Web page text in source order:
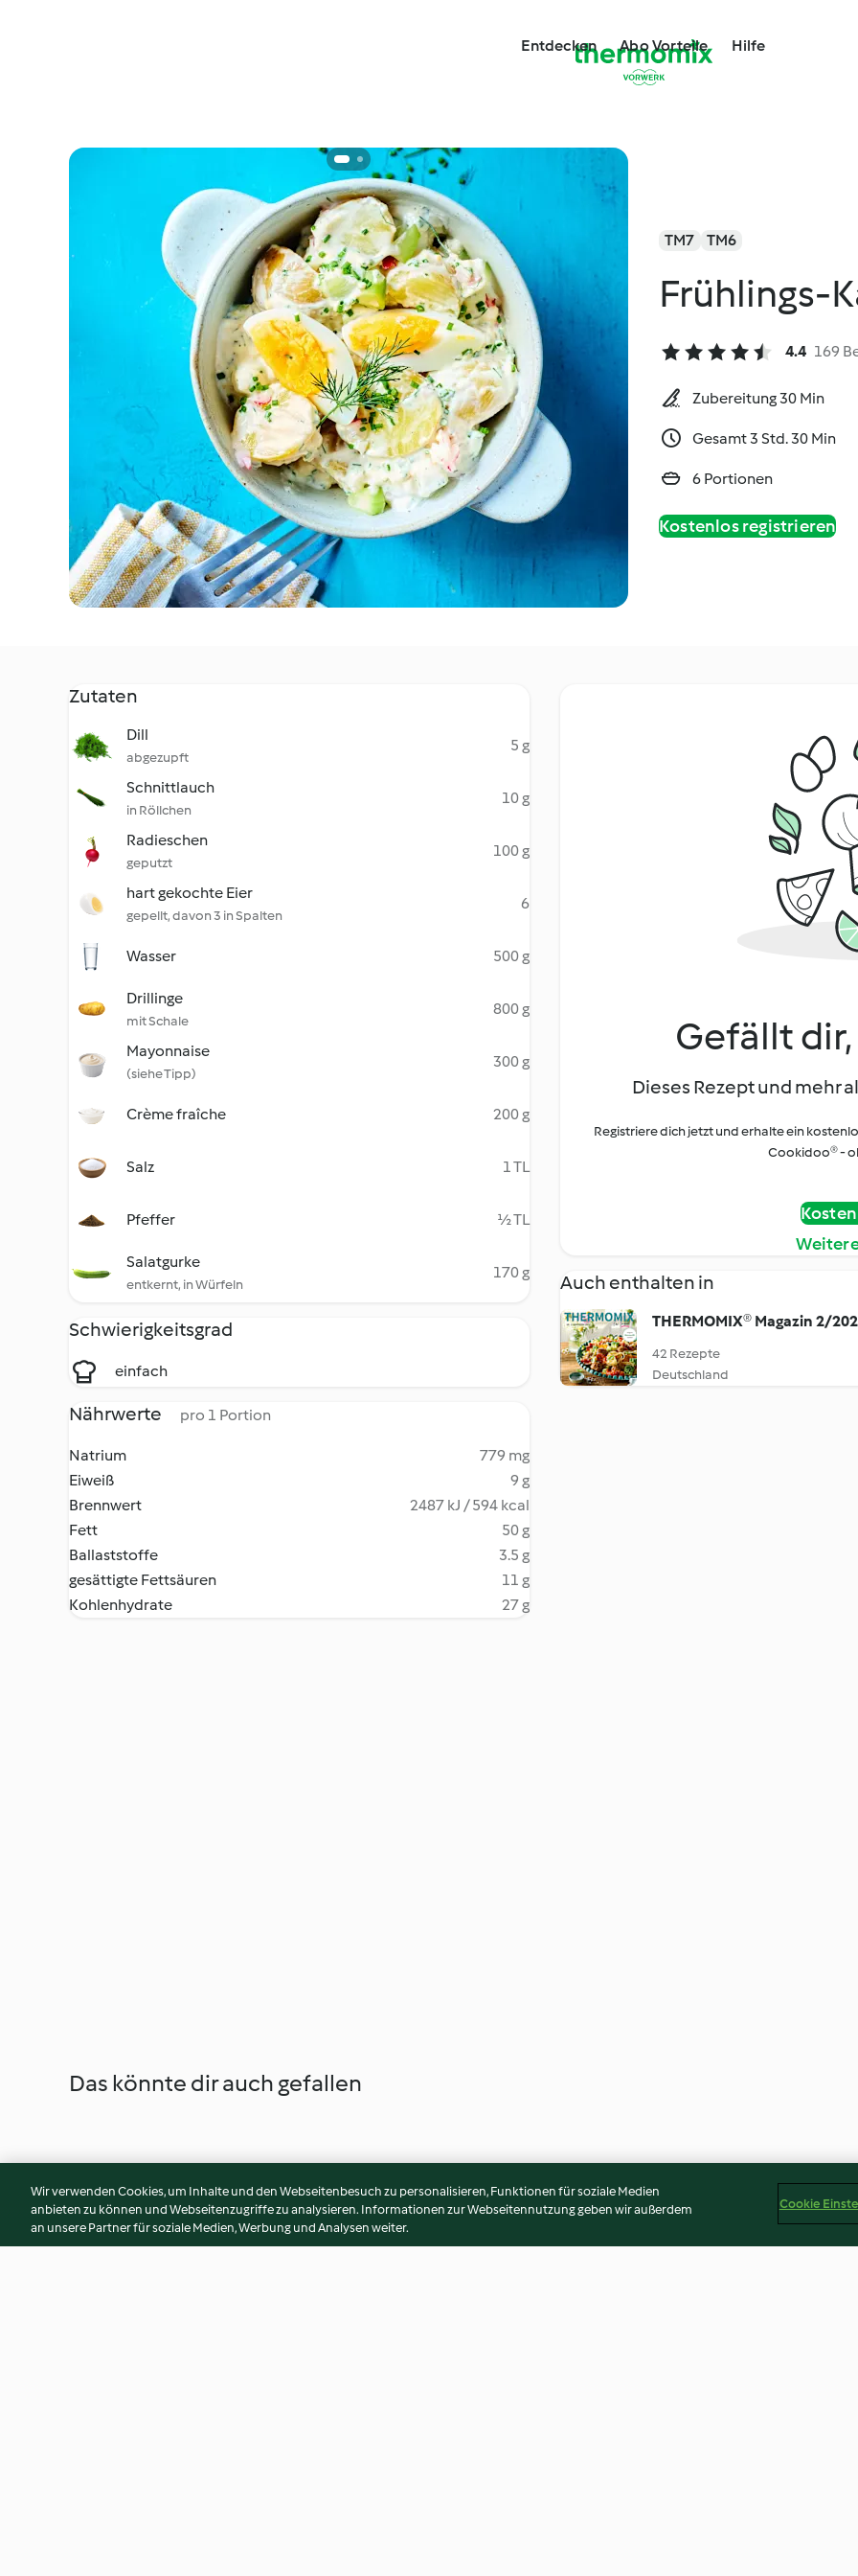
Entdecken Abo Vorteile Hilfe
TM7 TM6
Frühlings-
4.4 169
Zubereitung 30 Min
Gesamt 3 Std. 30 Min
6 Portionen
Kostenlos registrieren
Zutaten
Dill
abgezupft
5 g
Schnittlauch
in Röllchen
10 g
Radieschen
geputzt
100 g
hart gekochte Eier
gepellt, davon 3 in Spalten
6
Wasser 500 g
Drillinge
mit Schale
800 g
Mayonnaise
(siehe Tipp)
300 g
Crème fraîche 200 g
Salz 1 TL
Pfeffer ½ TL
Salatgurke
entkernt, in Würfeln
170 g
Schwierigkeitsgrad
einfach
Nährwerte pro 1 Portion
Natrium
779 mg
Eiweiß
9 g
Brennwert
2487 kJ / 594 kcal
Fett
50 g
Ballaststoffe
3.5 g
gesättigte Fettsäuren
11 g
Kohlenhydrate
27 g
Gefällt
Dieses Rezept und mehr
Registriere dich jetzt und erhalte ein
Cookidoo® -
Auch enthalten in
THERMOMIX® Magazin 2/
42 Rezepte
Deutschland
Das könnte dir auch gefallen
Wir verwenden Cookies, um Inhalte und den Webseitenbesuch zu personalisieren, Funktionen für soziale Medien
anbieten zu können und Webseitenzugriffe zu analysieren. Informationen zur Webseitennutzung geben wir außerdem
an unsere Partner für soziale Medien, Werbung und Analysen weiter.
Cookie